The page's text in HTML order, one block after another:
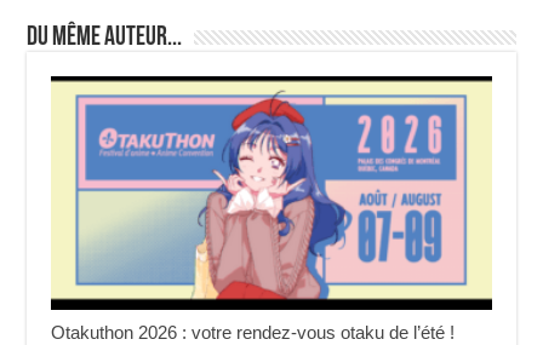
Du même auteur...
Otakuthon 2026 : votre rendez-vous otaku de l’été !